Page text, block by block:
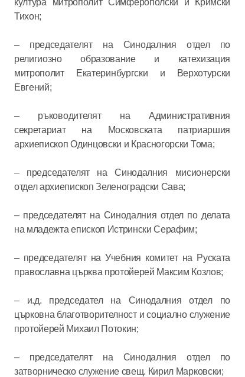
Тихон;
– председателят на Синодалния отдел по
религиозно образование и катехизация
митрополит Екатеринбургски и Верхотурски
Евгений;
– ръководителят на Административния
секретариат на Московската патриаршия
архиепископ Одинцовски и Красногорски Тома;
– председателят на Синодалния мисионерски
отдел архиепископ Зеленоградски Сава;
– председателят на Синодалния отдел по делата
на младежта епископ Истрински Серафим;
– председателят на Учебния комитет на Руската
православна църква протойерей Максим Козлов;
– и.д. председател на Синодалния отдел по
църковна благотворителност и социално служение
протойерей Михаил Потокин;
– председателят на Синодалния отдел по
затворническо служение свещ. Кирил Марковски;